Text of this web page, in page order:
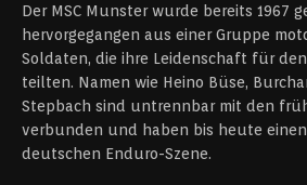
Der MSC Munster wurde bereits 1967
hervorgegangen aus einer Gruppe
Soldaten, die ihre Leidenschaft für
teilten. Namen wie Heino Büse,
Stepbach sind untrennbar mit den
verbunden und haben bis heute
deutschen Enduro-Szene.